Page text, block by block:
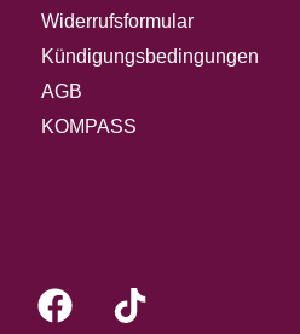
Widerrufsformular
Kündigungsbedingungen
AGB
KOMPASS